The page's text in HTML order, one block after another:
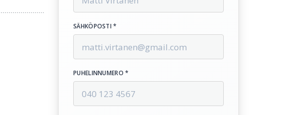
SÄHKÖPOSTI *
PUHELINNUMERO *